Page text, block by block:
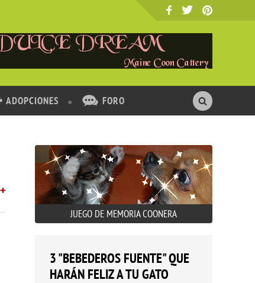
ADOPCIONES FORO
JUEGO DE MEMORIA COONERA
3 "BEBEDEROS FUENTE" QUE
HARÁN FELIZ A TU GATO